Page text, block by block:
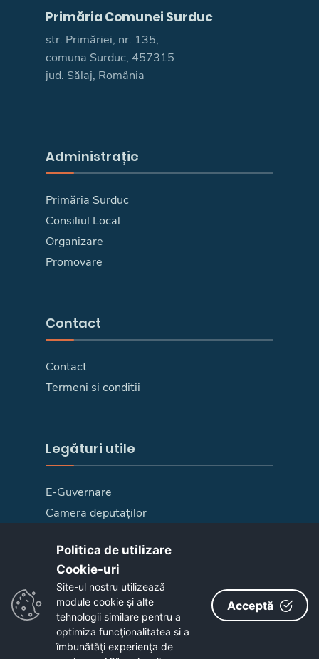
Primăria Comunei Surduc
str. Primăriei, nr. 135,
comuna Surduc, 457315
jud. Sălaj, România
Administrație
Primăria Surduc
Consiliul Local
Organizare
Promovare
Contact
Contact
Termeni si conditii
Legături utile
E-Guvernare
Camera deputaților
Harta site
Link-uri utile
E-Consultare
Copyright © 2020 - Primăria Comunei Surduc
Politica de utilizare
Cookie-uri‎
Site-ul nostru utilizează
module cookie și alte
tehnologii similare pentru a
optimiza funcţionalitatea si a
îmbunătăţi experienţa de
Acceptă